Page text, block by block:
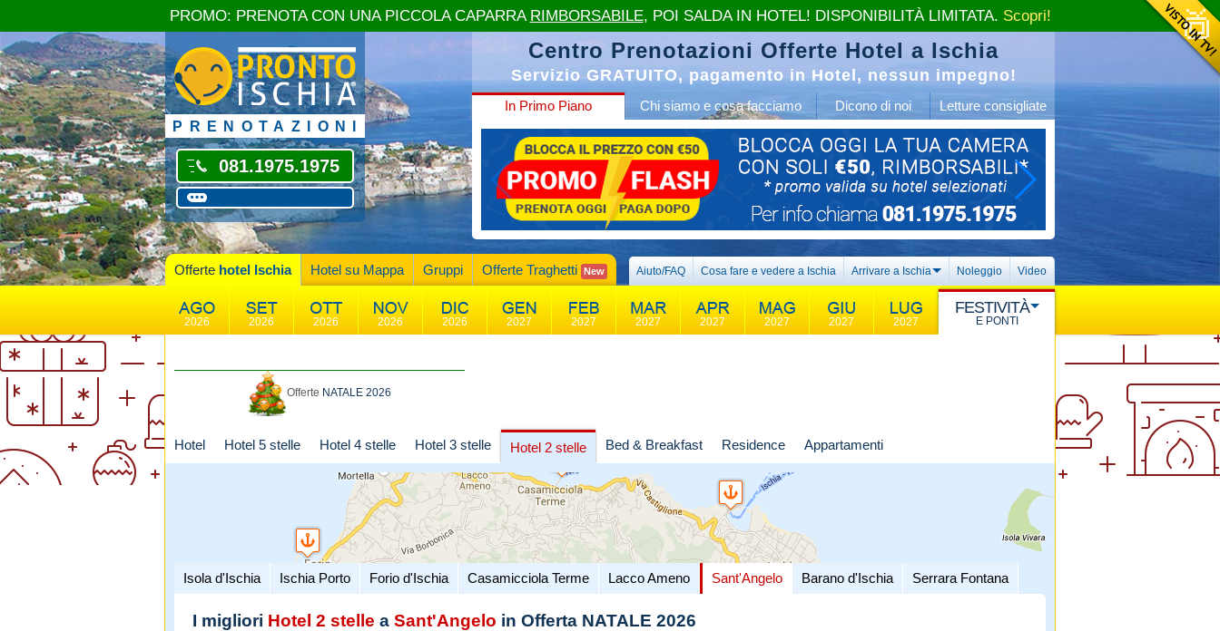
PRENOTAZIONI
081.1975.1975
Centro Prenotazioni Offerte Hotel a Ischia
Servizio GRATUITO, pagamento in Hotel, nessun impegno!
In Primo Piano Chi siamo e cosa facciamo Dicono di noi Letture consigliate
Offerte hotel Ischia Hotel su Mappa Gruppi Offerte Traghetti New Aiuto/FAQ Cosa fare e vedere a Ischia Arrivare a Ischia Noleggio Video
2026 2026 2026 2026 2026 2027 2027 2027 2027 2027 2027 2027
FESTIVITÀ
E PONTI
Offerte NATALE 2026
Hotel Hotel 5 stelle Hotel 4 stelle Hotel 3 stelle Hotel 2 stelle Bed & Breakfast Residence Appartamenti
Isola d'Ischia Ischia Porto Forio d'Ischia Casamicciola Terme Lacco Ameno Sant'Angelo Barano d'Ischia Serrara Fontana
I migliori Hotel 2 stelle a Sant'Angelo in Offerta NATALE 2026
PROMO: PRENOTA CON UNA PICCOLA CAPARRA RIMBORSABILE, POI SALDA IN HOTEL! DISPONIBILITÀ LIMITATA. Scopri!